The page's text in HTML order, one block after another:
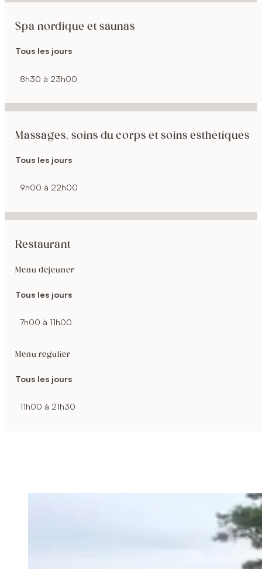
Spa nordique et saunas
Tous les jours
8h30 à 23h00
Massages, soins du corps et soins esthétiques
Tous les jours
9h00 à 22h00
Restaurant
Menu déjeuner
Tous les jours
7h00 à 11h00
Menu régulier
Tous les jours
11h00 à 21h30